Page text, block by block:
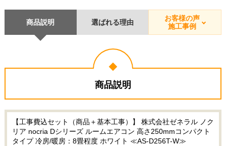
商品説明 選ばれる理由
お客様の声
施工事例
商品説明
【工事費込セット（商品＋基本工事）】 株式会社ゼネラル ノク
リア nocria Dシリーズ ルームエアコン 高さ250mmコンパクト
タイプ 冷房/暖房：8畳程度 ホワイト ≪AS-D256T-W≫